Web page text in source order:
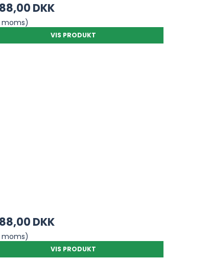
DKK
moms)
VIS PRODUKT
DKK
moms)
VIS PRODUKT